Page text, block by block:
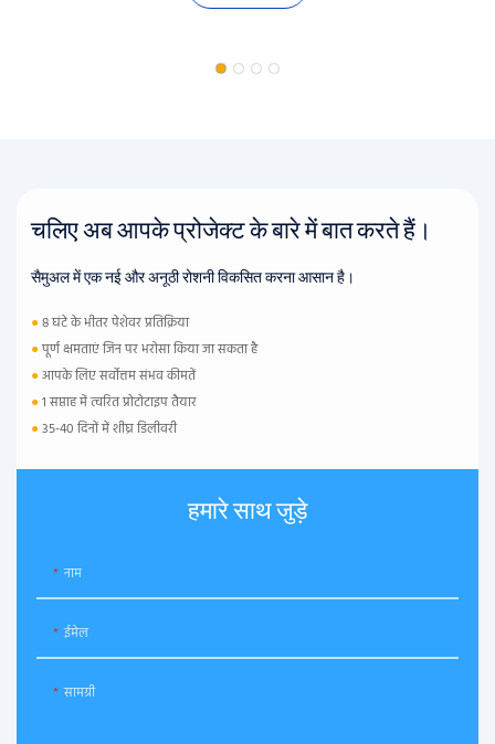
चलिए अब आपके प्रोजेक्ट के बारे में बात करते हैं।
सैमुअल में एक नई और अनूठी रोशनी विकसित करना आसान है।
●8 घंटे के भीतर पेशेवर प्रतिक्रिया
●पूर्ण क्षमताएं जिन पर भरोसा किया जा सकता है
●आपके लिए सर्वोत्तम संभव कीमतें
●1 सप्ताह में त्वरित प्रोटोटाइप तैयार
●35-40 दिनों में शीघ्र डिलीवरी
हमारे साथ जुड़े
नाम
ईमेल
सामग्री